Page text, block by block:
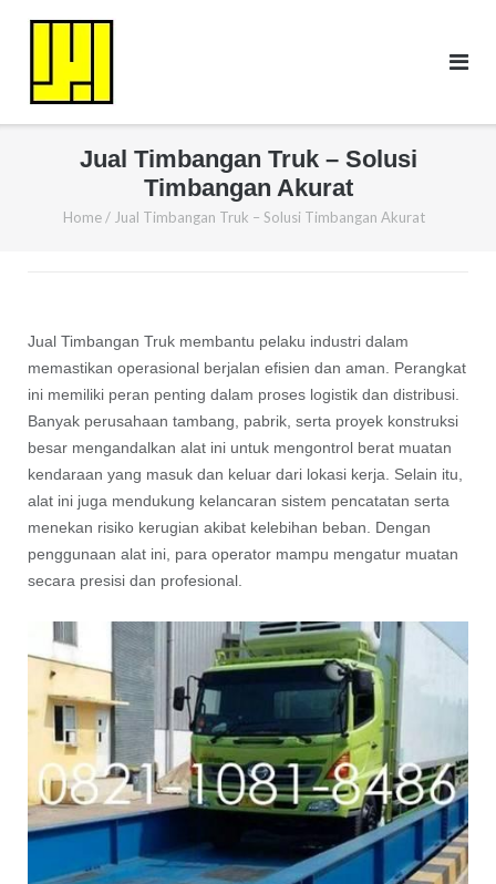
Jual Timbangan Truk – Solusi
Timbangan Akurat
Home / Jual Timbangan Truk – Solusi Timbangan Akurat
Jual Timbangan Truk membantu pelaku industri dalam
memastikan operasional berjalan efisien dan aman. Perangkat
ini memiliki peran penting dalam proses logistik dan distribusi.
Banyak perusahaan tambang, pabrik, serta proyek konstruksi
besar mengandalkan alat ini untuk mengontrol berat muatan
kendaraan yang masuk dan keluar dari lokasi kerja. Selain itu,
alat ini juga mendukung kelancaran sistem pencatatan serta
menekan risiko kerugian akibat kelebihan beban. Dengan
penggunaan alat ini, para operator mampu mengatur muatan
secara presisi dan profesional.